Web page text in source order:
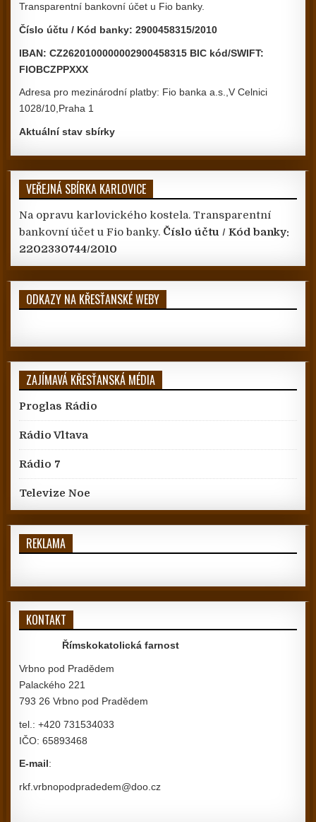
Transparentní bankovní účet u Fio banky.
Číslo účtu / Kód banky: 2900458315/2010
IBAN: CZ2620100000002900458315 BIC kód/SWIFT:
FIOBCZPPXXX
Adresa pro mezinárodní platby: Fio banka a.s.,V Celnici
1028/10,Praha 1
Aktuální stav sbírky
VEŘEJNÁ SBÍRKA KARLOVICE
Na opravu karlovického kostela. Transparentní
bankovní účet u Fio banky. Číslo účtu / Kód banky:
2202330744/2010
ODKAZY NA KŘESŤANSKÉ WEBY
ZAJÍMAVÁ KŘESŤANSKÁ MÉDIA
Proglas Rádio
Rádio Vltava
Rádio 7
Televize Noe
REKLAMA
KONTAKT
Římskokatolická farnost
Vrbno pod Pradědem
Palackého 221
793 26 Vrbno pod Pradědem
tel.: +420 731534033
IČO: 65893468
E-mail:
rkf.vrbnopodpradedem@doo.cz